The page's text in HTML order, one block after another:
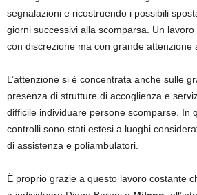
segnalazioni e ricostruendo i possibili
giorni successivi alla scomparsa. Un
con discrezione ma con grande attenzione
L’attenzione si è concentrata anche sulle
presenza di strutture di accoglienza e
difficile individuare persone scomparse. In
controlli sono stati estesi a luoghi
di assistenza e poliambulatori.
È proprio grazie a questo lavoro costante